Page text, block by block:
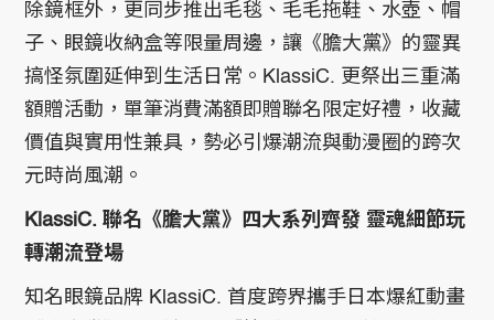
除鏡框外，更同步推出毛毯、毛毛拖鞋、水壺、帽
子、眼鏡收納盒等限量周邊，讓《膽大黨》的靈異
搞怪氛圍延伸到生活日常。KlassiC. 更祭出三重滿
額贈活動，單筆消費滿額即贈聯名限定好禮，收藏
價值與實用性兼具，勢必引爆潮流與動漫圈的跨次
元時尚風潮。
KlassiC. 聯名《膽大黨》四大系列齊發 靈魂細節玩
轉潮流登場
知名眼鏡品牌 KlassiC. 首度跨界攜手日本爆紅動畫